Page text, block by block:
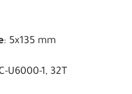
: 5x135 mm
U6000-1, 32T